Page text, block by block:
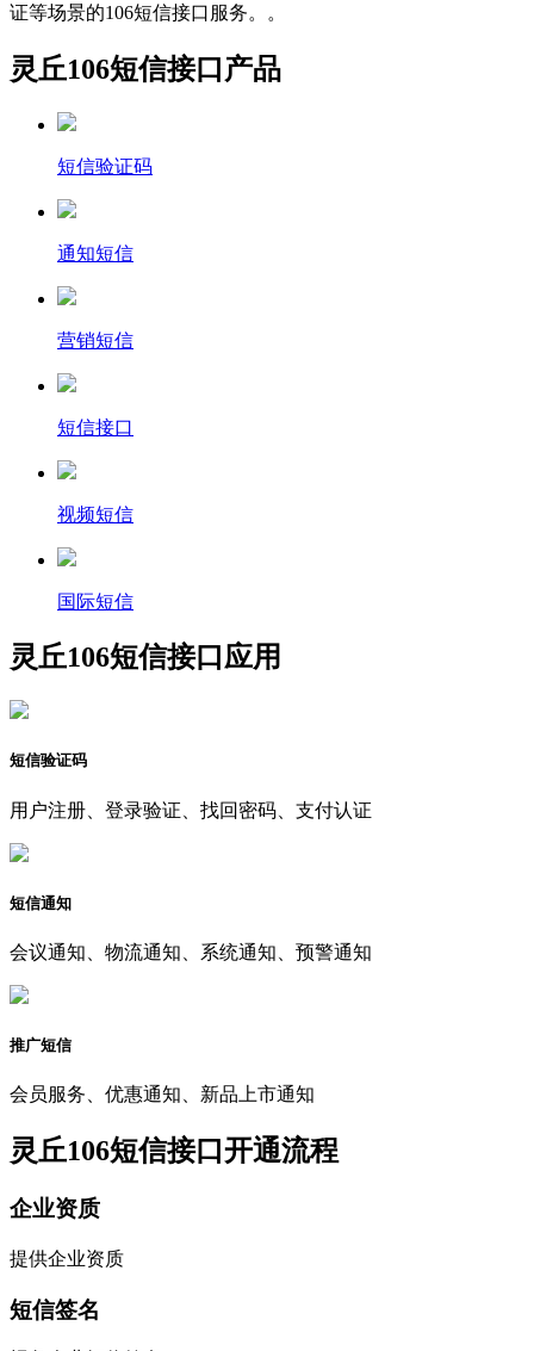
证等场景的106短信接口服务。。
灵丘106短信接口产品
短信验证码
通知短信
营销短信
短信接口
视频短信
国际短信
灵丘106短信接口应用
短信验证码
用户注册、登录验证、找回密码、支付认证
短信通知
会议通知、物流通知、系统通知、预警通知
推广短信
会员服务、优惠通知、新品上市通知
灵丘106短信接口开通流程
企业资质
提供企业资质
短信签名